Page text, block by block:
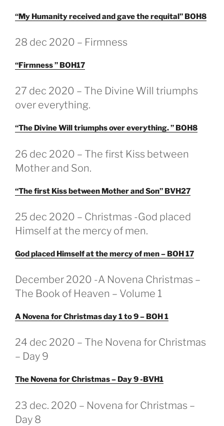
“My Humanity received and gave the requital” BOH8
GEPLAATST
OP
28 dec 2020 – Firmness
“Firmness ” BOH17
GEPLAATST
OP
27 dec 2020 – The Divine Will triumphs
over everything.
“The Divine Will triumphs over everything. ” BOH8
GEPLAATST
OP
26 dec 2020 – The first Kiss between
Mother and Son.
“The first Kiss between Mother and Son” BVH27
GEPLAATST
OP
25 dec 2020 – Christmas -God placed
Himself at the mercy of men.
God placed Himself at the mercy of men – BOH 17
GEPLAATST
OP
December 2020 -A Novena Christmas –
The Book of Heaven – Volume 1
A Novena for Christmas day 1 to 9 – BOH 1
GEPLAATST
OP
24 dec 2020 – The Novena for Christmas
– Day 9
The Novena for Christmas – Day 9 -BVH1
GEPLAATST
OP
23 dec. 2020 – Novena for Christmas –
Day 8